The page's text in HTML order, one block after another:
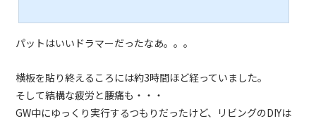
パットはいいドラマーだったなあ。。。
横板を貼り終えるころには約3時間ほど経っていました。
そして結構な疲労と腰痛も・・・
GW中にゆっくり実行するつもりだったけど、リビングのDIYは